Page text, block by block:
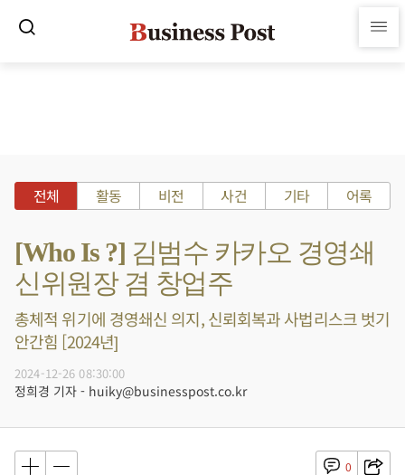
전체 활동 비전 사건 기타 어록
[Who Is ?] 김범수 카카오 경영쇄
신위원장 겸 창업주
총체적 위기에 경영쇄신 의지, 신뢰회복과 사법리스크 벗기
안간힘 [2024년]
2024-12-26 08:30:00
정희경 기자 - huiky@businesspost.co.kr
0